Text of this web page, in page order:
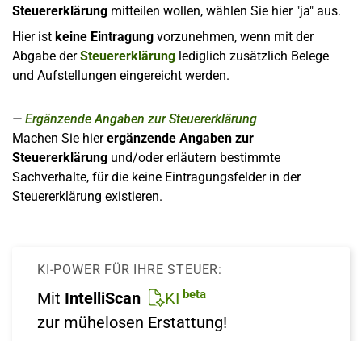
Steuererklärung mitteilen wollen, wählen Sie hier "ja" aus.
Hier ist keine Eintragung vorzunehmen, wenn mit der
Abgabe derSteuererklärung lediglich zusätzlich Belege
und Aufstellungen eingereicht werden.
Ergänzende Angaben zur Steuererklärung
Machen Sie hierergänzende Angaben zur
Steuererklärung und/oder erläutern bestimmte
Sachverhalte, für die keine Eintragungsfelder in der
Steuererklärung existieren.
KI-POWER FÜR IHRE STEUER:
Mit IntelliScan KI beta
zur mühelosen Erstattung!